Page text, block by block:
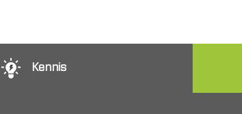
Kennis